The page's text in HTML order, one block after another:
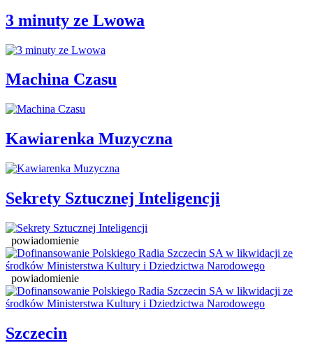
3 minuty ze Lwowa
Machina Czasu
Kawiarenka Muzyczna
Sekrety Sztucznej Inteligencji
powiadomienie
powiadomienie
Szczecin